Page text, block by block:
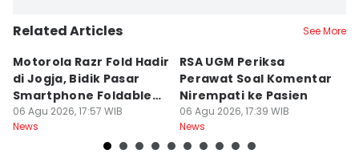
Related Articles See More
Motorola Razr Fold Hadir
di Jogja, Bidik Pasar
Smartphone Foldable
Premium
06 Agu 2026, 17:57 WIB
News
RSA UGM Periksa
Perawat Soal Komentar
Nirempati ke Pasien
06 Agu 2026, 17:39 WIB
News